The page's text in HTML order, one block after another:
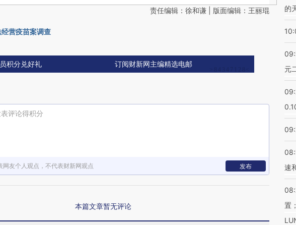
责任编辑：徐和谦 | 版面编辑：王丽琨
营疫苗案调查
积分兑好礼 订阅财新网主编精选电邮
表评论得积分
网友个人观点，不代表财新网观点 发布
本篇文章暂无评论
的
元
速
置